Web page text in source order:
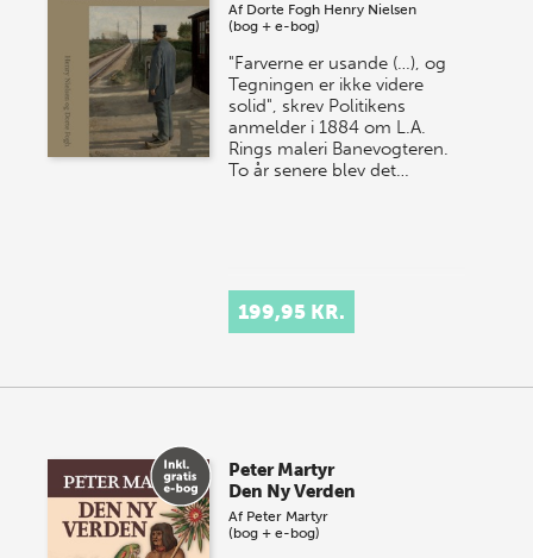
Af Dorte Fogh Henry Nielsen
(bog + e-bog)
"Farverne er usande (…), og
Tegningen er ikke videre
solid", skrev Politikens
anmelder i 1884 om L.A.
Rings maleri Banevogteren.
To år senere blev det…
199,95 KR.
Peter Martyr
Den Ny Verden
Af Peter Martyr
(bog + e-bog)